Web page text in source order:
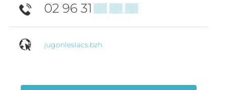
02 96 31 ▒▒ ▒▒ ▒▒
jugonleslacs.bzh